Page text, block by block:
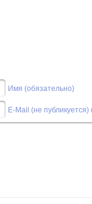
Имя (обязательно)
E-Mail (не